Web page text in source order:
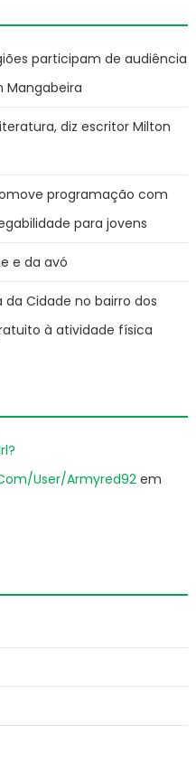
participam de audiência
Mangabeira
diz escritor Milton
programação com
para jovens
e da avó
Cidade no bairro dos
à atividade física
User/Armyred92em